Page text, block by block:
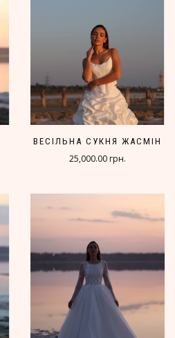
ВЕСІЛЬНА СУКНЯ ЖАСМІН
25,000.00 грн.